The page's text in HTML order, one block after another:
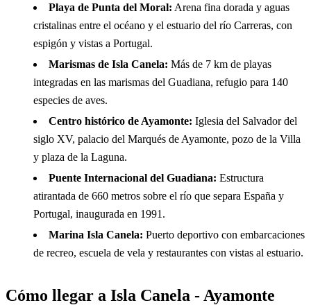
Playa de Punta del Moral: Arena fina dorada y aguas
cristalinas entre el océano y el estuario del río Carreras, con
espigón y vistas a Portugal.
Marismas de Isla Canela: Más de 7 km de playas
integradas en las marismas del Guadiana, refugio para 140
especies de aves.
Centro histórico de Ayamonte: Iglesia del Salvador del
siglo XV, palacio del Marqués de Ayamonte, pozo de la Villa
y plaza de la Laguna.
Puente Internacional del Guadiana: Estructura
atirantada de 660 metros sobre el río que separa España y
Portugal, inaugurada en 1991.
Marina Isla Canela: Puerto deportivo con embarcaciones
de recreo, escuela de vela y restaurantes con vistas al estuario.
Cómo llegar a Isla Canela - Ayamonte